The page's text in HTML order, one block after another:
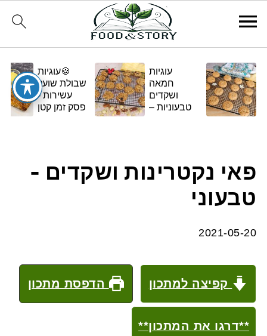
עוגיות
חמאה
ושקדים
טבעוניות –
🍪עוגיות
שבולת שועל
עשירות -
פסק זמן קטן
פאי נקטרינות ושקדים -
טבעוני
2021-05-20
קפיצה למתכון הדפסת מתכון
**דרגו את המתכון**